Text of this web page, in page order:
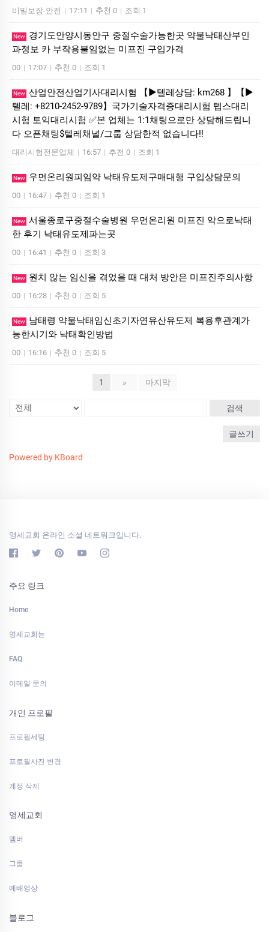
비밀보장-안전 | 17:11 | 추천 0 | 조회 1
New
경기도안양시동안구 중절수술가능한곳 약물낙태산부인
과정보 카 부작용불임없는 미프진 구입가격
00 | 17:07 | 추천 0 | 조회 1
New 산업안전산업기사대리시험 【▶텔레상담: km268 】【▶
텔레: +8210-2452-9789】국가기술자격증대리시험 텝스대리
시험 토익대리시험 ✅본 업체는 1:1채팅으로만 상담해드립니
다 오픈채팅$텔레채널/그룹 상담한적 없습니다!!
대리시험전문업체 | 16:57 | 추천 0 | 조회 1
New 우먼온리원피임약 낙태유도제구매대행 구입상담문의
00 | 16:47 | 추천 0 | 조회 1
New 서울종로구중절수술병원 우먼온리원 미프진 약으로낙태
한 후기 낙­태유도제파는곳
00 | 16:41 | 추천 0 | 조회 3
New 원치 않는 임신을 겪었을 때 대처 방안은 미­프진주의사항
00 | 16:28 | 추천 0 | 조회 5
New
남태령 약물낙태임신초기자연유산유도제 복용후관계가
능한시기와 낙태확인방법
00 | 16:16 | 추천 0 | 조회 5
1 » 마지막
검색
글쓰기
Powered by KBoard
영세교회 온라인 소셜 네트워크입니다.
주요 링크
Home
영세교회는
FAQ
이메일 문의
개인 프로필
프로필세팅
프로필사진 변경
계정 삭제
영세교회
멤버
그룹
예배영상
블로그